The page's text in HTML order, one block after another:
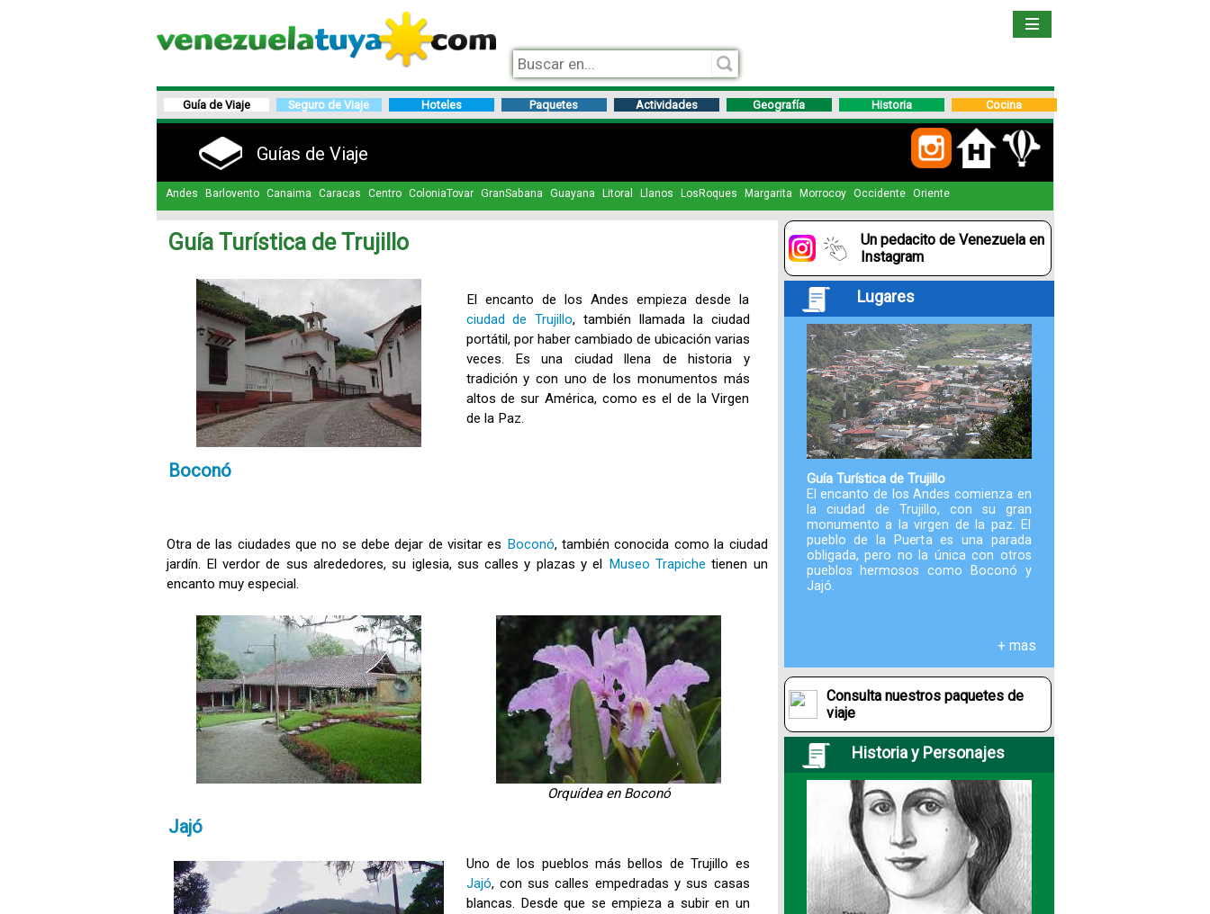
Guía de Viaje Seguro de Viaje Hoteles Paquetes Actividades Geografía Historia Cocina
Guías de Viaje
Andes Barlovento Canaima Caracas Centro ColoniaTovar GranSabana Guayana Litoral Llanos LosRoques Margarita Morrocoy Occidente Oriente
Guía Turística de Trujillo
El encanto de los Andes empieza desde la
ciudad de Trujillo, también llamada la ciudad
portátil, por haber cambiado de ubicación varias
veces. Es una ciudad llena de historia y
tradición y con uno de los monumentos más
altos de sur América, como es el de la Virgen
de la Paz.
Boconó
Otra de las ciudades que no se debe dejar de visitar es Boconó, también conocida como la ciudad
jardín. El verdor de sus alrededores, su iglesia, sus calles y plazas y el Museo Trapiche tienen un
encanto muy especial.
Orquídea en Boconó
Jajó
Uno de los pueblos más bellos de Trujillo es
Jajó, con sus calles empedradas y sus casas
blancas. Desde que se empieza a subir en un
Un pedacito de Venezuela en
Instagram
Lugares
Guía Turística de Trujillo
El encanto de los Andes comienza en
la ciudad de Trujillo, con su gran
monumento a la virgen de la paz. El
pueblo de la Puerta es una parada
obligada, pero no la única con otros
pueblos hermosos como Boconó y
Jajó.
+ mas
Consulta nuestros paquetes de
viaje
Historia y Personajes